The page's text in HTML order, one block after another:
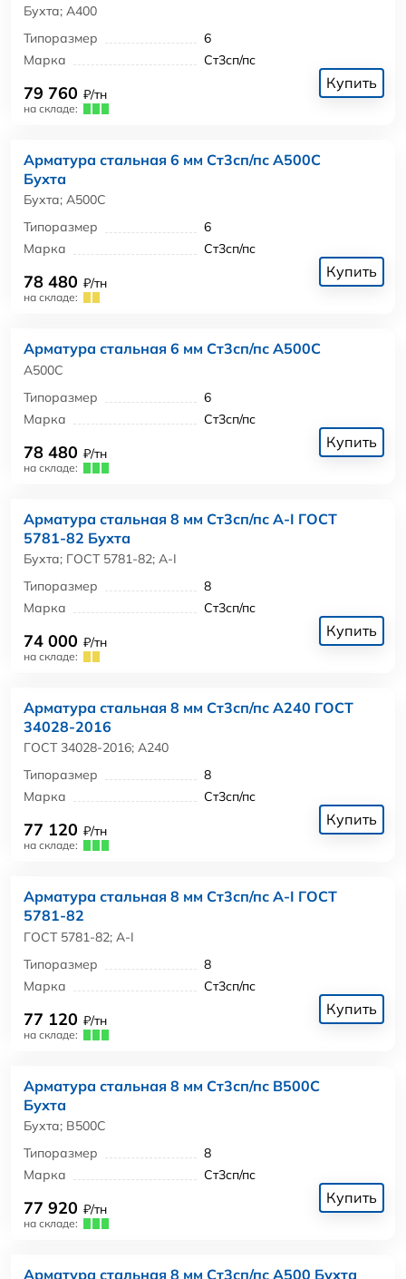
Бухта; А400
Типоразмер
6
Марка
Ст3сп/пс
79 760 ₽/тн
на складе:
Купить
Арматура стальная 6 мм Ст3сп/пс А500С
Бухта
Бухта; А500С
Типоразмер
6
Марка
Ст3сп/пс
78 480 ₽/тн
на складе:
Купить
Арматура стальная 6 мм Ст3сп/пс А500С
А500С
Типоразмер
6
Марка
Ст3сп/пс
78 480 ₽/тн
на складе:
Купить
Арматура стальная 8 мм Ст3сп/пс А-I ГОСТ
5781-82 Бухта
Бухта; ГОСТ 5781-82; А-I
Типоразмер
8
Марка
Ст3сп/пс
74 000 ₽/тн
на складе:
Купить
Арматура стальная 8 мм Ст3сп/пс А240 ГОСТ
34028-2016
ГОСТ 34028-2016; А240
Типоразмер
8
Марка
Ст3сп/пс
77 120 ₽/тн
на складе:
Купить
Арматура стальная 8 мм Ст3сп/пс А-I ГОСТ
5781-82
ГОСТ 5781-82; А-I
Типоразмер
8
Марка
Ст3сп/пс
77 120 ₽/тн
на складе:
Купить
Арматура стальная 8 мм Ст3сп/пс В500С
Бухта
Бухта; В500С
Типоразмер
8
Марка
Ст3сп/пс
77 920 ₽/тн
на складе:
Купить
Арматура стальная 8 мм Ст3сп/пс А500 Бухта